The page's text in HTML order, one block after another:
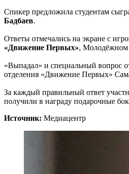
Спикер предложила студентам
Бадбаев.
Ответы отмечались на экране с
«Движение Первых», Молодёжном
«Выпадал» и специальный вопрос
отделения «Движение Первых»
За каждый правильный ответ
получили в награду подарочные
Источник: Медиацентр